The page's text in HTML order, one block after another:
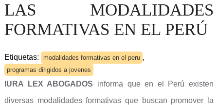
LAS MODALIDADES
FORMATIVAS EN EL PERÚ
Etiquetas: modalidades formativas en el peru ,
programas dirigidos a jovenes
IURA LEX ABOGADOS informa que en el Perú existen
diversas modalidades formativas que buscan promover la